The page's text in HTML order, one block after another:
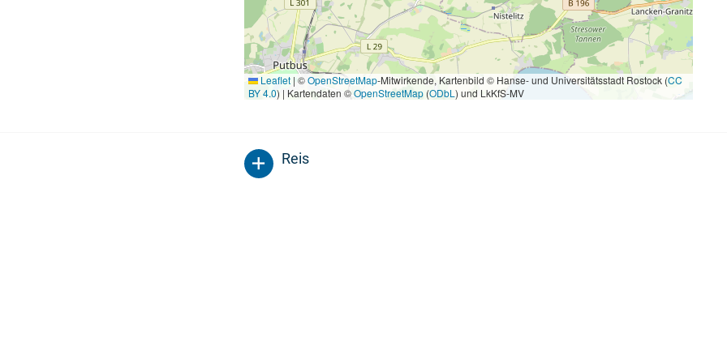
Leaflet | ©OpenStreetMap-Mitwirkende, Kartenbild © Hanse- und Universitätsstadt Rostock (CC
BY 4.0) | Kartendaten ©OpenStreetMap(ODbL ) und LkKfS-MV
Reis